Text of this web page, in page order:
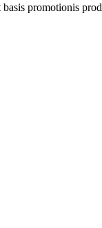
promotionis